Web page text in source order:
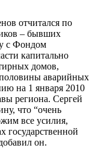
отчитался по
– бывших
с Фондом
капитально
домов,
аварийных
на 1 января 2010
региона. Сергей
что “очень
все усилия,
государственной
он.